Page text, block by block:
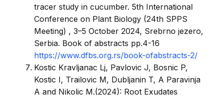
tracer study in cucumber. 5th International
Conference on Plant Biology (24th SPPS
Meeting) , 3–5 October 2024, Srebrno jezero,
Serbia. Book of abstracts pp.4-16
https://www.dfbs.org.rs/book-ofabstracts-2/
Kostic Kravljanac Lj, Pavlovic J, Bosnic P,
Kostic I, Trailovic M, Dubljanin T, A Paravinja
A and Nikolic M.(2024): Root Exudates